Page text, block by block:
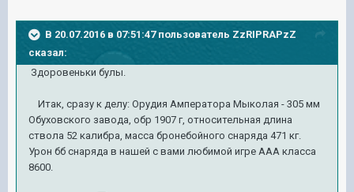
В 20.07.2016 в 07:51:47 пользователь ZzRIPRAPzZ
сказал:
Здоровеньки булы.
Итак, сразу к делу: Орудия Амператора Мыколая - 305 мм
Обуховского завода, обр 1907 г, относительная длина
ствола 52 калибра, масса бронебойного снаряда 471 кг.
Урон бб снаряда в нашей с вами любимой игре ААА клаcса
8600.